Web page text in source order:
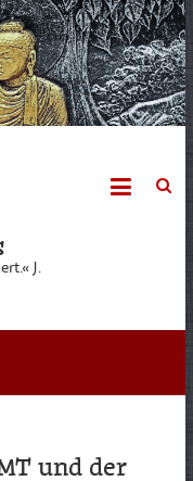
J.
und der